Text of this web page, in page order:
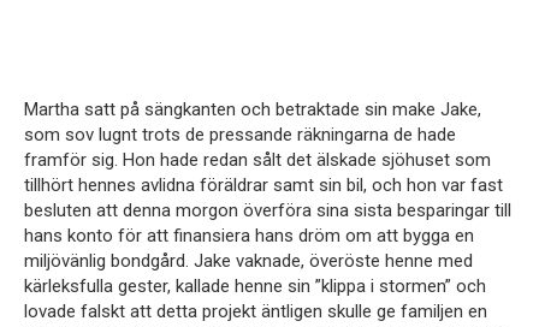
Martha satt på sängkanten och betraktade sin make Jake,
som sov lugnt trots de pressande räkningarna de hade
framför sig. Hon hade redan sålt det älskade sjöhuset som
tillhört hennes avlidna föräldrar samt sin bil, och hon var fast
besluten att denna morgon överföra sina sista besparingar till
hans konto för att finansiera hans dröm om att bygga en
miljövänlig bondgård. Jake vaknade, överöste henne med
kärleksfulla gester, kallade henne sin ”klippa i stormen” och
lovade falskt att detta projekt äntligen skulle ge familjen en